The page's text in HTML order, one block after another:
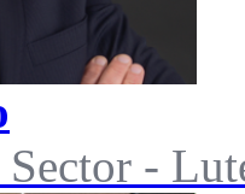
-